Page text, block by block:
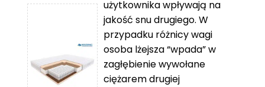
do
869 zł
1
349 zł
2
459 zł
użytkownika wpływają na
jakość snu drugiego. W
przypadku różnicy wagi
osoba lżejsza “wpada” w
zagłębienie wywołane
ciężarem drugiej